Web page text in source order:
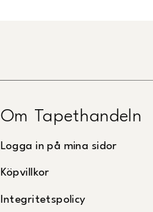
Om Tapethandeln
Logga in på mina sidor
Köpvillkor
Integritetspolicy